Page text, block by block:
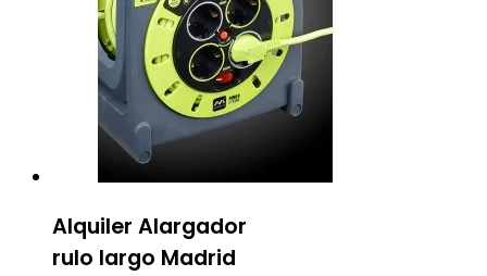
Alquiler Alargador
rulo largo Madrid